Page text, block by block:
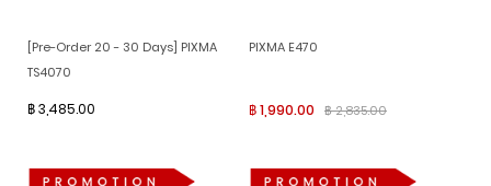
[Pre-Order 20 - 30 Days] PIXMA
TS4070
฿ 3,485.00
PIXMA E470
฿ 1,990.00 ฿ 2,835.00